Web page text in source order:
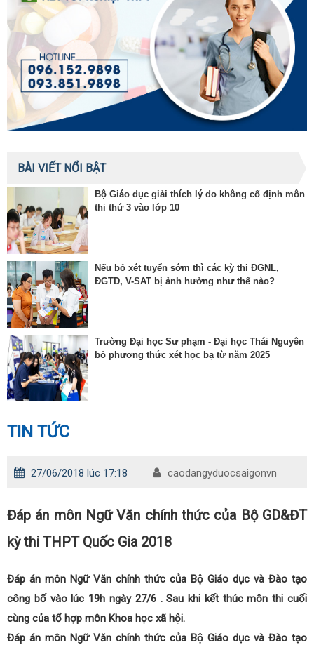
BÀI VIẾT NỔI BẬT
Bộ Giáo dục giải thích lý do không cố định môn
thi thứ 3 vào lớp 10
Nếu bỏ xét tuyển sớm thì các kỳ thi ĐGNL,
ĐGTD, V-SAT bị ảnh hưởng như thế nào?
Trường Đại học Sư phạm - Đại học Thái Nguyên
bỏ phương thức xét học bạ từ năm 2025
TIN TỨC
27/06/2018 lúc 17:18 caodangyduocsaigonvn
Đáp án môn Ngữ Văn chính thức của Bộ GD&ĐT
kỳ thi THPT Quốc Gia 2018
Đáp án môn Ngữ Văn chính thức của Bộ Giáo dục và Đào tạo
công bố vào lúc 19h ngày 27/6 . Sau khi kết thúc môn thi cuối
cùng của tổ hợp môn Khoa học xã hội.
Đáp án môn Ngữ Văn chính thức của Bộ Giáo dục và Đào tạo